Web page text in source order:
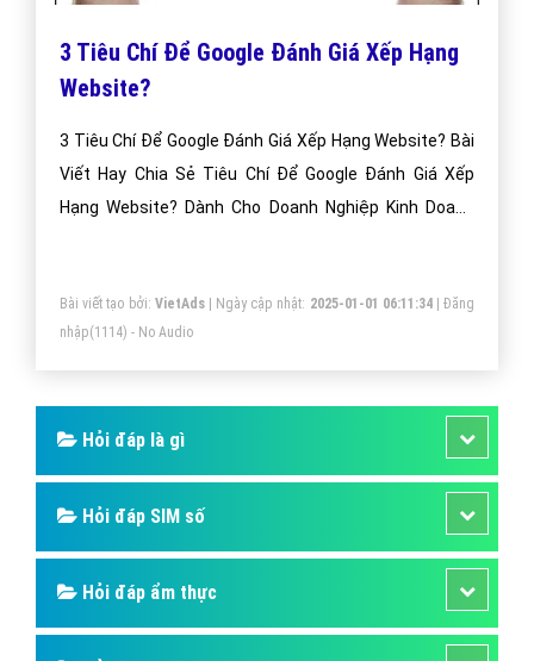
3 Tiêu Chí Để Google Đánh Giá Xếp Hạng
Website?
3 Tiêu Chí Để Google Đánh Giá Xếp Hạng Website? Bài
Viết Hay Chia Sẻ Tiêu Chí Để Google Đánh Giá Xếp
Hạng Website? Dành Cho Doanh Nghiệp Kinh Doanh
Bài viết tạo bởi: VietAds| Ngày cập nhật: 2025-01-01 06:11:34|Đăng
nhập(1114) - No Audio
Hỏi đáp là gì
Hỏi đáp SIM số
Hỏi đáp ẩm thực